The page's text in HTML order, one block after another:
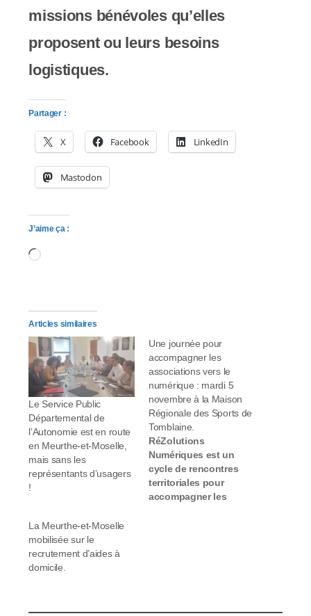
missions bénévoles qu’elles
proposent ou leurs besoins
logistiques.
Partager :
X Facebook LinkedIn
Mastodon
J’aime ça :
Articles similaires
Le Service Public
Départemental de
l’Autonomie est en route
en Meurthe-et-Moselle,
mais sans les
représentants d’usagers
!
Une journée pour
accompagner les
associations vers le
numérique : mardi 5
novembre à la Maison
Régionale des Sports de
Tomblaine.
RéZolutions
Numériques est un
cycle de rencontres
territoriales pour
accompagner les
La Meurthe-et-Moselle
mobilisée sur le
recrutement d’aides à
domicile.